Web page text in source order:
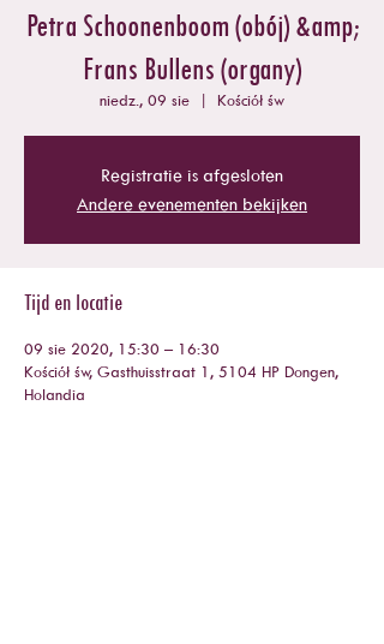
Petra Schoonenboom (obój) &amp;
Frans Bullens (organy)
niedz., 09 sie
  |
Kościół św
Registratie is afgesloten
Andere evenementen bekijken
Tijd en locatie
09 sie 2020, 15:30 – 16:30
Kościół św, Gasthuisstraat 1, 5104 HP Dongen,
Holandia